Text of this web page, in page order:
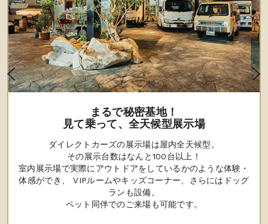
まるで秘密基地！
見て乗って、全天候型展示場
ダイレクトカーズの展示場は屋内全天候型。
その展示台数はなんと100台以上！
室内展示場で実際にアウトドアをしているかのような体験・
体感ができ、 VIPルームやキッズコーナー、さらにはドッグ
ランも設備。
ペット同伴でのご来場も可能です。